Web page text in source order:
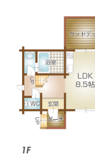
兵庫県姫路市北
姫路中央病院付属クリ
住所:兵庫県姫路市飾
兵庫県立はりま姫路総
住所:兵庫県姫路市神
木村病院
住所:兵庫県姫路市南
空地内科院